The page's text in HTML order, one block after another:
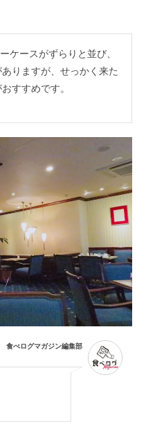
ケースがずらりと並び、
りますが、せっかく来た
すすめです。
食べログマガジン編集部